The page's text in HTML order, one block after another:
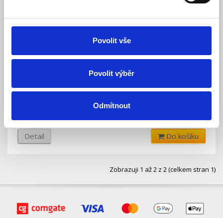
Povolit vše
Povolit výběr
Odmítnout
Samostatná řídicí jednotka PS-9000-SD-U
Detail Do košíku
Zobrazuji 1 až 2 z 2 (celkem stran 1)